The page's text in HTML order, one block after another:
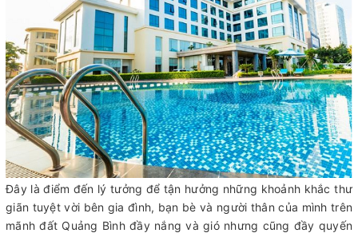
Đây là điểm đến lý tưởng để tận hưởng những khoảnh khắc thư
giãn tuyệt vời bên gia đình, bạn bè và người thân của mình trên
mãnh đất Quảng Bình đầy nắng và gió nhưng cũng đầy quyến